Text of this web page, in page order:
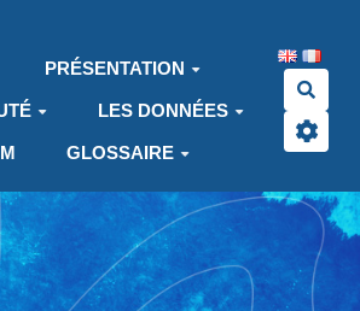
PRÉSENTATION
LES DONNÉES
GLOSSAIRE